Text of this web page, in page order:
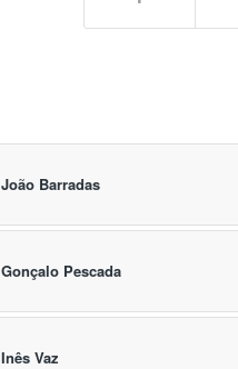
João Barradas
Gonçalo Pescada
Inês Vaz